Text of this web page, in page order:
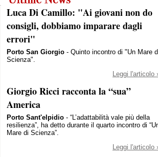
Luca Di Camillo: "Ai giovani non do
consigli, dobbiamo imparare dagli
errori"
Porto San Giorgio - Quinto incontro di "Un Mare
Scienza".
Leggi l'articolo
Giorgio Ricci racconta la “sua”
America
Porto Sant'elpidio - “L’adattabilità vale più della
resilienza”, ha detto durante il quarto incontro di
Mare di Scienza”.
Leggi l'articolo